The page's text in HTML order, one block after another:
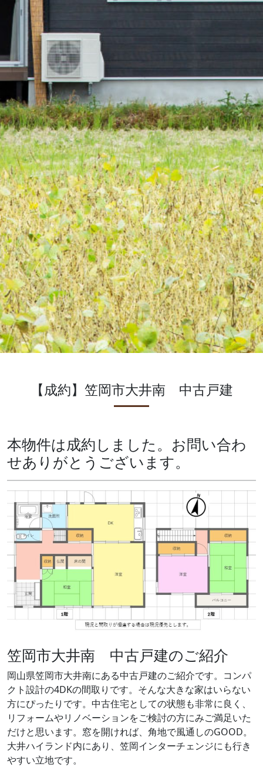
【成約】笠岡市大井南 中古戸建
本物件は成約しました。お問い合わ
せありがとうございます。
笠岡市大井南 中古戸建のご紹介
岡山県笠岡市大井南にある中古戸建のご紹介です。コンパ
クト設計の4DKの間取りです。そんな大きな家はいらない
方にぴったりです。中古住宅としての状態も非常に良く、
リフォームやリノベーションをご検討の方にみご満足いた
だけと思います。窓を開ければ、角地で風通しのGOOD。
大井ハイランド内にあり、笠岡インターチェンジにも行き
やすい立地です。